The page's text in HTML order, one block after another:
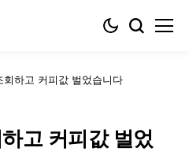
회하고 커피값 벌었습니다
고 커피값 벌었